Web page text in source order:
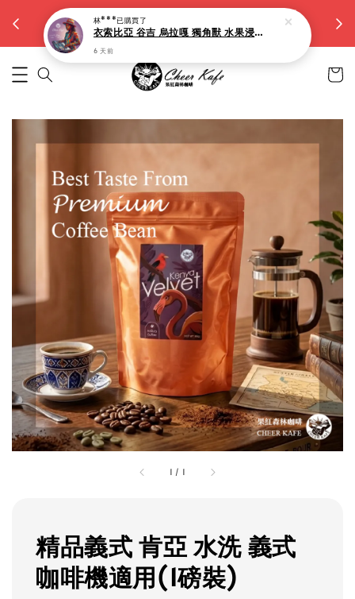
【大容量15g濾掛】滿5件九折。滿10件八折
越買越省
1 / 1
精品義式 肯亞 水洗 義式
咖啡機適用(1磅裝)
林***已購買了
衣索比亞 谷吉 烏拉嘎 獨角獸 水果浸漬(淺焙)-10入
6 天前